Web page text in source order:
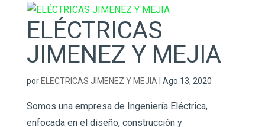
ELÉCTRICAS
JIMENEZ Y MEJIA
por ELECTRICAS JIMENEZ Y MEJIA Ago 13, 2020
Somos una empresa de Ingeniería Eléctrica,
enfocada en el diseño, construcción y